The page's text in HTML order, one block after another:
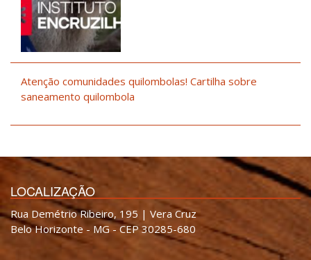
Atenção comunidades quilombolas! Cartilha sobre
saneamento quilombola
LOCALIZAÇÃO
Rua Demétrio Ribeiro, 195 | Vera Cruz
Belo Horizonte - MG - CEP 30285-680